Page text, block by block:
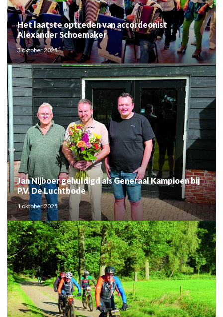
Het laatste optreden van accordeonist
Alexander Schoemaker
3 oktober 2025
Jan Nijboer gehuldigd als Generaal Kampioen bij
P.V. De Luchtbode
1 oktober 2025